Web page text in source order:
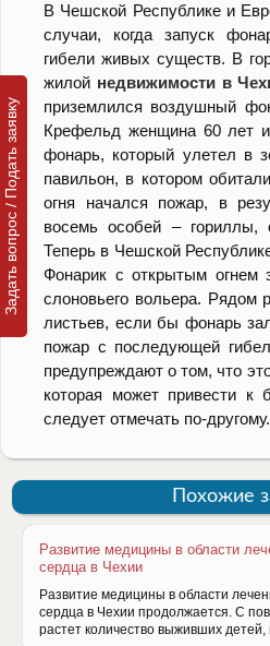
В Чешской Республике и
случаи, когда запуск
гибели живых существ. В
жилой недвижимости в
приземлился воздушный
Крефельд женщина 60 лет
фонарь, который улетел в
павильон, в котором
огня начался пожар, в
восемь особей – гориллы,
Теперь в Чешской
Фонарик с открытым огнем
слоновьего вольера. Рядом
листьев, если бы фонарь
пожар с последующей
предупреждают о том, что
которая может привести к
следует отмечать по-другому.
Похожие
Развитие медицины в области
сердца в Чехии
Развитие медицины в области
сердца в Чехии продолжается. С
растет количество выживших
Задать вопрос / Подать заявку